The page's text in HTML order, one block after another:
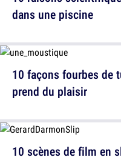
dans une piscine
10 scènes de film en
10 façons fourbes de
prend du plaisir